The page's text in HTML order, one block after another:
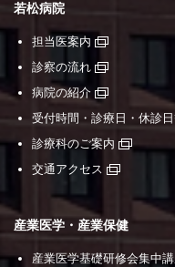
若松病院
担当医案内
診察の流れ
病院の紹介
受付時間・診療日・休診
診療科のご案内
交通アクセス
産業医学・産業保健
産業医学基礎研修会集中